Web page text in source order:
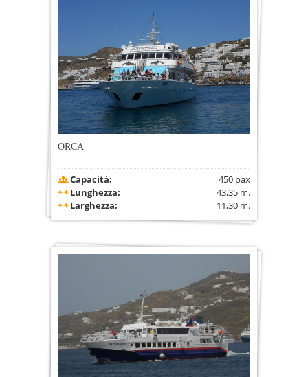
ORCA
Capacità:
450 pax
Lunghezza:
43,35 m.
Larghezza:
11,30 m.